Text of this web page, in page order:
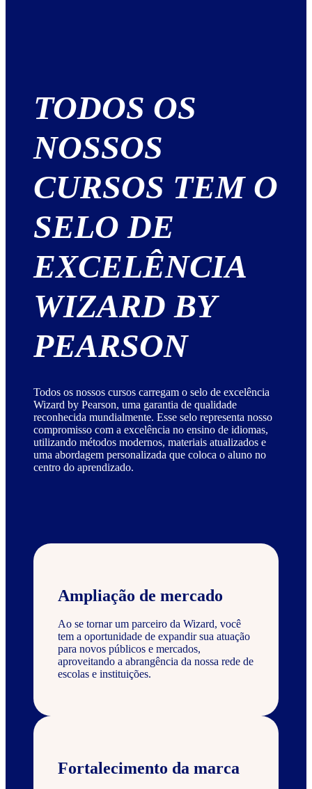
TODOS OS
NOSSOS
CURSOS TEM O
SELO DE
EXCELÊNCIA
WIZARD BY
PEARSON
Todos os nossos cursos carregam o selo de excelência
Wizard by Pearson, uma garantia de qualidade
reconhecida mundialmente. Esse selo representa nosso
compromisso com a excelência no ensino de idiomas,
utilizando métodos modernos, materiais atualizados e
uma abordagem personalizada que coloca o aluno no
centro do aprendizado.
Ampliação de mercado
Ao se tornar um parceiro da Wizard, você
tem a oportunidade de expandir sua atuação
para novos públicos e mercados,
aproveitando a abrangência da nossa rede de
escolas e instituições.
Fortalecimento da marca